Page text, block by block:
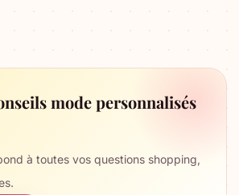
mode personnalisés
à toutes vos questions shopping,